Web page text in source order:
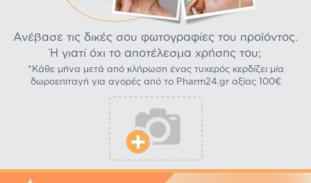
Ανέβασε τις δικές σου φωτογραφίες του προϊόντος.
Ή γιατί όχι το αποτέλεσμα χρήσης του;
*Κάθε μήνα μετά από κλήρωση ένας τυχερός κερδίζει μία
δωροεπιταγή για αγορές από το Pharm24.gr αξίας 100€